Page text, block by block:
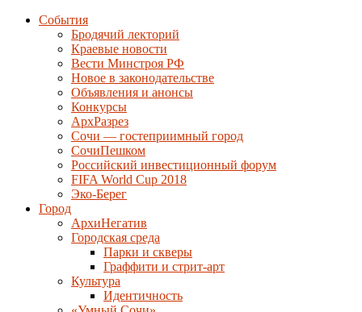
События
Бродячий лекторий
Краевые новости
Вести Минстроя РФ
Новое в законодательстве
Объявления и анонсы
Конкурсы
АрхРазрез
Сочи — гостеприимный город
СочиПешком
Российский инвестиционный форум
FIFA World Cup 2018
Эко-Берег
Город
АрхиНегатив
Городская среда
Парки и скверы
Граффити и стрит-арт
Культура
Идентичность